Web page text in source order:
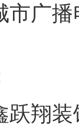
市广
跃翔